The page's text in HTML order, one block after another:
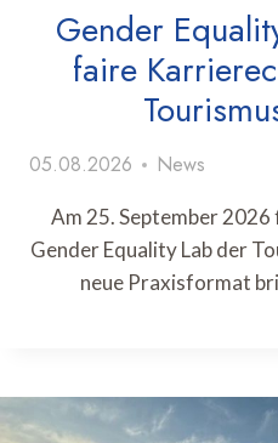
Gender
faire
05.08.2026 News
Am 25. September
Gender Equality Lab der
neue Praxisformat